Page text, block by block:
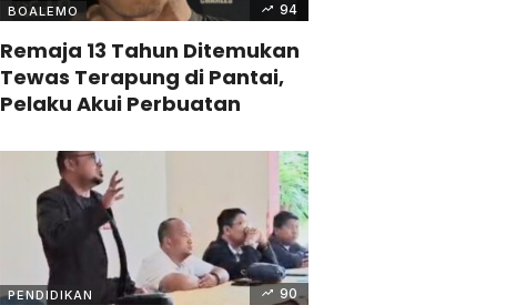
BOALEMO 94
Remaja 13 Tahun Ditemukan
Tewas Terapung di Pantai,
Pelaku Akui Perbuatan
PENDIDIKAN 90